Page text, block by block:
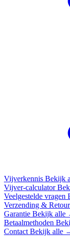
Vijverkennis Bekijk
Vijver-calculator
Veelgestelde vragen
Verzending & Retour
Garantie Bekijk alle
Betaalmethoden
Contact Bekijk alle